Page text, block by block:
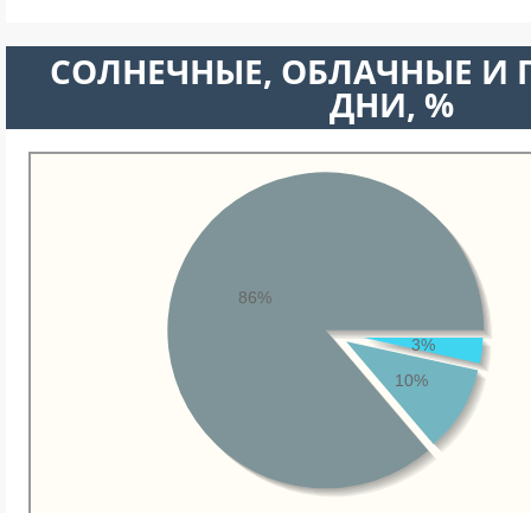
CОЛНЕЧНЫЕ, ОБЛАЧНЫЕ И
ДНИ, %
3%
10%
86%